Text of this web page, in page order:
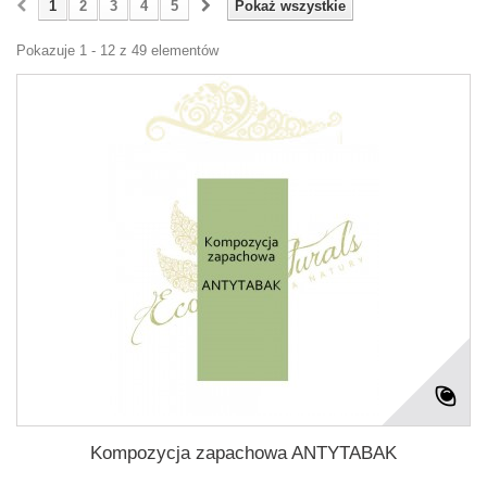
Pokaż wszystkie
1 2 3 4 5
Pokazuje 1 - 12 z 49 elementów
Kompozycja zapachowa ANTYTABAK